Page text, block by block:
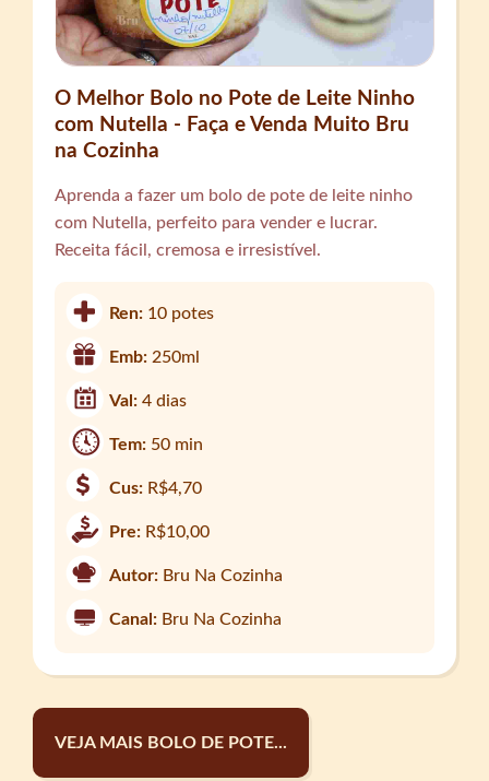
O Melhor Bolo no Pote de Leite Ninho
com Nutella - Faça e Venda Muito Bru
na Cozinha
Aprenda a fazer um bolo de pote de leite ninho
com Nutella, perfeito para vender e lucrar.
Receita fácil, cremosa e irresistível.
Ren: 10 potes
Emb:250ml
Val:4 dias
Tem: 50 min
Cus: R$4,70
Pre: R$10,00
Autor: Bru Na Cozinha
Canal: Bru Na Cozinha
VEJA MAIS BOLO DE POTE...